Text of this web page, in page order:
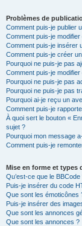
Problèmes de
Comment puis-je publier
Comment puis-je
Comment puis-je insérer
Comment puis-je créer
Pourquoi ne puis-je pas
Comment puis-je
Pourquoi ne puis-je pas
Pourquoi ne puis-je pas
Pourquoi ai-je reçu un
Comment puis-je
À quoi sert le bouton «
sujet ?
Pourquoi mon message
Comment puis-je
Mise en forme et types
Qu’est-ce que le BBCode
Puis-je insérer du code
Que sont les émoticônes
Puis-je insérer des
Que sont les annonces
Que sont les annonces ?